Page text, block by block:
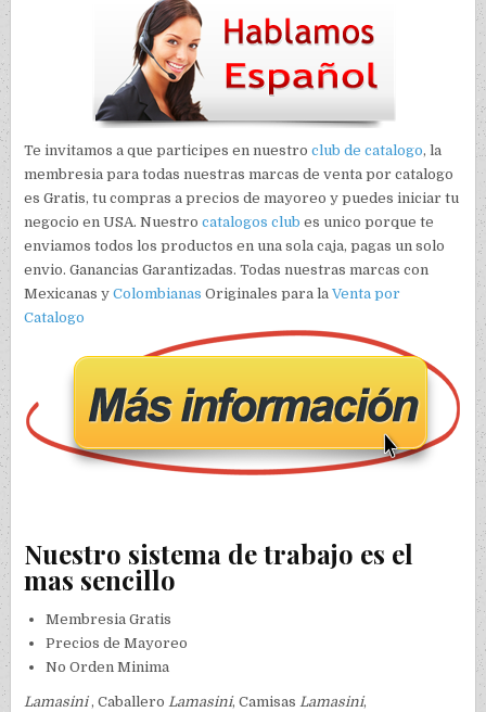
Te invitamos a que participes en nuestro club de catalogo, la
membresia para todas nuestras marcas de venta por catalogo
es Gratis, tu compras a precios de mayoreo y puedes iniciar tu
negocio en USA. Nuestrocatalogos club es unico porque te
enviamos todos los productos en una sola caja, pagas un solo
envio. Ganancias Garantizadas. Todas nuestras marcas con
Mexicanas y Colombianas Originales para laVenta por
Catalogo
Nuestro sistema de trabajo es el
mas sencillo
Membresia Gratis
Precios de Mayoreo
No Orden Minima
Lamasini, CaballeroLamasini, CamisasLamasini,